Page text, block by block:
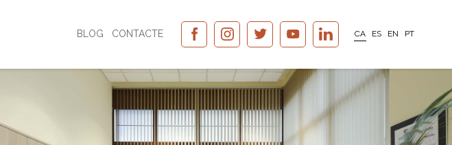
BLOG CONTACTE CA ES EN PT